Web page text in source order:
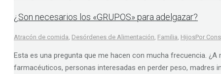
¿Son necesarios los «GRUPOS» para adelgazar?
Atracón de comida, Desórdenes de Alimentación, Familia, HijosPor
Esta es una pregunta que me hacen con mucha frecuencia.
farmacéuticos, personas interesadas en perder peso, madres